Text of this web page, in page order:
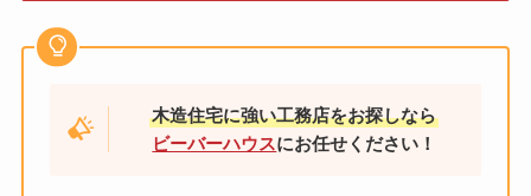
木造住宅に強い工務店をお探しなら
ビーバーハウスにお任せください！